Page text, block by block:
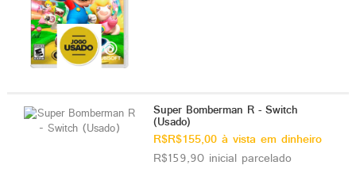
Super Bomberman R - Switch
(Usado)
R$R$155,00 à vista em dinheiro
R$159,90 inicial parcelado